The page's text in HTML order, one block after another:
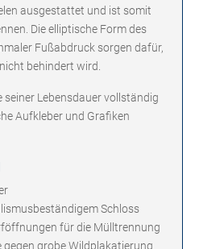
ausgestattet und ist somit
Die elliptische Form des
Fußabdruck sorgen dafür,
behindert wird.
seiner Lebensdauer vollständig
Aufkleber und Grafiken
Schloss
für die Mülltrennung
gegen grobe Wildplakatierung